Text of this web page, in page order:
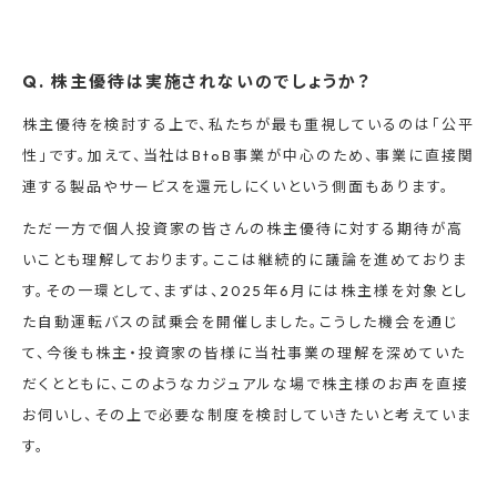
Q. 株主優待は実施されないのでしょうか？
株主優待を検討する上で、私たちが最も重視しているのは「公平
性」です。加えて、当社はBtoB事業が中心のため、事業に直接関
連する製品やサービスを還元しにくいという側面もあります。
ただ一方で個人投資家の皆さんの株主優待に対する期待が高
いことも理解しております。ここは継続的に議論を進めておりま
す。その一環として、まずは、2025年6月には株主様を対象とし
た自動運転バスの試乗会を開催しました。こうした機会を通じ
て、今後も株主・投資家の皆様に当社事業の理解を深めていた
だくとともに、このようなカジュアルな場で株主様のお声を直接
お伺いし、その上で必要な制度を検討していきたいと考えていま
す。